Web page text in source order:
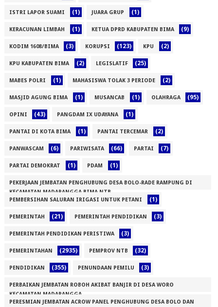
ISTRI LAPOR SUAMI (1) JUARA GRUP (1)
KERACUNAN LIMBAH (1) KETUA DPRD KABUPATEN BIMA (9)
KODIM 1608/BIMA (3) KORUPSI (123) KPU (2)
KPU KABUPATEN BIMA (2) LEGISLATIF (25)
MABES POLRI (1) MAHASISWA TOLAK 3 PERIODE (2)
MASJID AGUNG BIMA (1) MUSANCAB (1) OLAHRAGA (95)
OPINI (43) PANGDAM IX UDAYANA (1)
PANTAI DI KOTA BIMA (1) PANTAI TERCEMAR (2)
PANWASCAM (6) PARIWISATA (66) PARTAI (7)
PARTAI DEMOKRAT (1) PDAM (1)
PEKERJAAN JEMBATAN PENGHUBUNG DESA BOLO-RADE RAMPUNG DI
KECAMATAN MADAPANGGA BIMA NTB
(1)PEMBERSIHAN SALURAN IRIGASI UNTUK PETANI (1)
PEMERINTAH (21) PEMERINTAH PENDIDIKAN (3)
PEMERINTAH PENDIDIKAN PERISTIWA (3)
PEMERINTAHAN (2935) PEMPROV NTB (32)
PENDIDIKAN (355) PENUNDAAN PEMILU (3)
PERBAIKAN JEMBATAN ROBOH AKIBAT BANJIR DI DESA WORO
KECAMATAN MADAPANGGA
(1)PERESMIAN JEMBATAN ACROW PANEL PENGHUBUNG DESA BOLO DAN